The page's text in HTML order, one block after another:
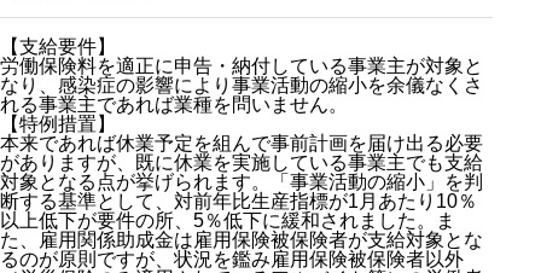
【支給要件】
労働保険料を適正に申告・納付している事業主が対象と
なり、感染症の影響により事業活動の縮小を余儀なくさ
れる事業主であれば業種を問いません。
【特例措置】
本来であれば休業予定を組んで事前計画を届け出る必要
がありますが、既に休業を実施している事業主でも支給
対象となる点が挙げられます。「事業活動の縮小」を判
断する基準として、対前年比生産指標が1月あたり10％
以上低下が要件の所、5％低下に緩和されました。ま
た、雇用関係助成金は雇用保険被保険者が支給対象とな
るのが原則ですが、状況を鑑み雇用保険被保険者以外